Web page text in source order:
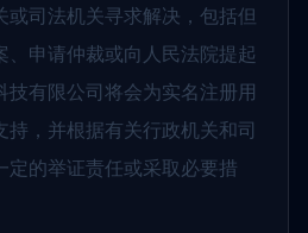
司法机关寻求解决，包括但
、申请仲裁或向人民法院提起
技有限公司将会为实名注册用
持，并根据有关行政机关和司
定的举证责任或采取必要措